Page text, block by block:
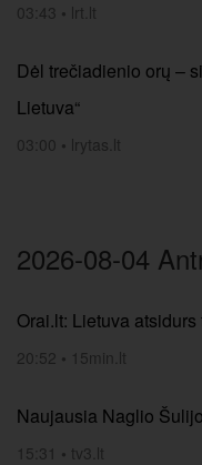
03:43 • lrt.lt
Dėl trečiadienio orų –
Lietuva“
03:00 • lrytas.lt
2026-08-04
Orai.lt: Lietuva
20:52 • 15min.lt
Naujausia Naglio
15:31 • tv3.lt